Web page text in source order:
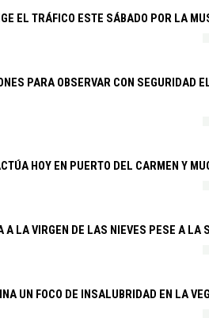
EL TRÁFICO ESTE SÁBADO POR LA
PARA OBSERVAR CON SEGURIDAD
HOY EN PUERTO DEL CARMEN Y
A LA VIRGEN DE LAS NIEVES PESE A LA
UN FOCO DE INSALUBRIDAD EN LA